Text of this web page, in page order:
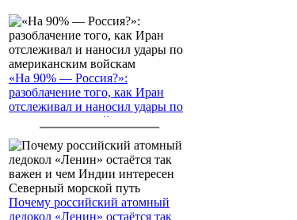
«На 90% — Россия?»:
разоблачение того, как Иран
отслеживал и наносил удары по
американским войскам
Почему российский атомный
ледокол «Ленин» остаётся так